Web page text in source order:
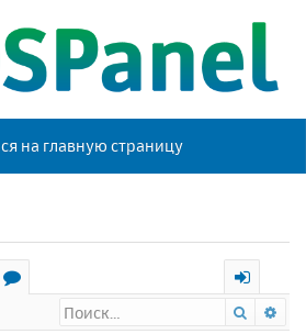
на главную страницу
х
Поиск